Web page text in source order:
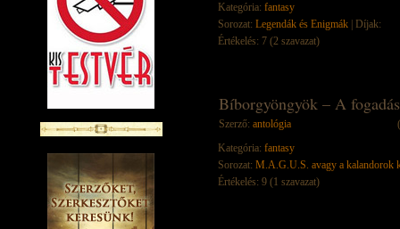
Kategória: fantasy
Sorozat: Legendák és Enigmák | Díjak:
Értékelés: 7 (2 szavazat)
Bíborgyöngyök – A fogadás
Szerző: antológia
Kategória: fantasy
Sorozat: M.A.G.U.S. avagy a kalandorok
Értékelés: 9 (1 szavazat)